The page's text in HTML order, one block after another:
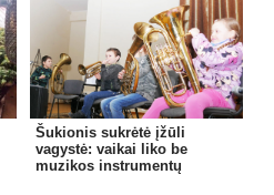
Šukionis sukrėtė įžūli
vagystė: vaikai liko be
muzikos instrumentų